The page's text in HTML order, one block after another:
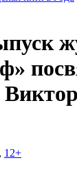
, 12+